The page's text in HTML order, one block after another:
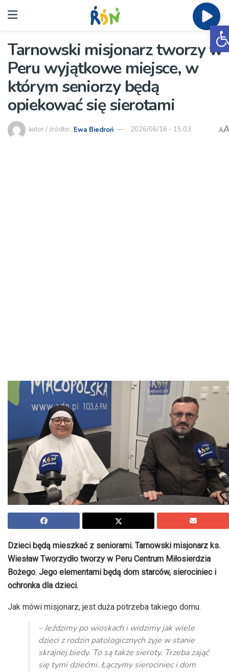
Tarnowski misjonarz tworzy w
Peru wyjątkowe miejsce, w
którym seniorzy będą
opiekować się sierotami
autor / źródło: Ewa Biedroń 2026/06/16 - 15:03 A
Dzieci będą mieszkać z seniorami. Tarnowski misjonarz ks.
Wiesław Tworzydło tworzy w Peru Centrum Miłosierdzia
Bożego. Jego elementami będą dom starców, sierociniec i
ochronka dla dzieci.
Jak mówi misjonarz, jest duża potrzeba takiego domu.
– Jeździmy po wioskach i widzimy jak wiele
dzieci z rodzin patologicznych żyje w stanie
skrajnej biedy. To są także sieroty. Trzeba zająć
się tymi dziećmi. Łączymy sierociniec i dom